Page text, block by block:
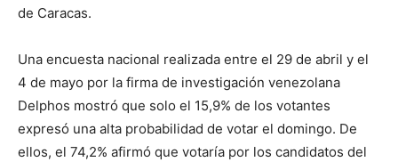
de Caracas.
Una encuesta nacional realizada entre el 29 de abril y el
4 de mayo por la firma de investigación venezolana
Delphos mostró que solo el 15,9% de los votantes
expresó una alta probabilidad de votar el domingo. De
ellos, el 74,2% afirmó que votaría por los candidatos del